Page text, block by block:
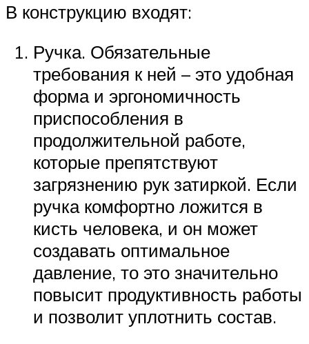
В конструкцию входят:
Ручка. Обязательные
требования к ней – это удобная
форма и эргономичность
приспособления в
продолжительной работе,
которые препятствуют
загрязнению рук затиркой. Если
ручка комфортно ложится в
кисть человека, и он может
создавать оптимальное
давление, то это значительно
повысит продуктивность работы
и позволит уплотнить состав.